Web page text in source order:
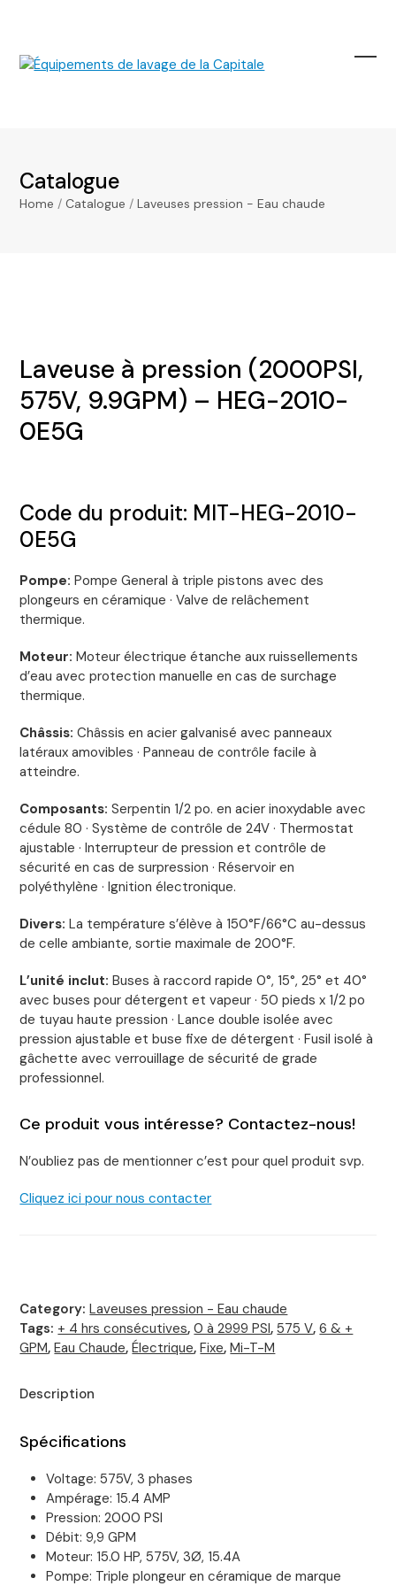
Catalogue
Home / Catalogue /Laveuses pression - Eau chaude
Laveuse à pression (2000PSI,
575V, 9.9GPM) – HEG-2010-
0E5G
Code du produit: MIT-HEG-2010-
0E5G
Pompe: Pompe General à triple pistons avec des
plongeurs en céramique · Valve de relâchement
thermique.
Moteur: Moteur électrique étanche aux ruissellements
d’eau avec protection manuelle en cas de surchage
thermique.
Châssis: Châssis en acier galvanisé avec panneaux
latéraux amovibles · Panneau de contrôle facile à
atteindre.
Composants: Serpentin 1/2 po. en acier inoxydable avec
cédule 80 · Système de contrôle de 24V · Thermostat
ajustable · Interrupteur de pression et contrôle de
sécurité en cas de surpression · Réservoir en
polyéthylène · Ignition électronique.
Divers: La température s’élève à 150°F/66°C au-dessus
de celle ambiante, sortie maximale de 200°F.
L’unité inclut: Buses à raccord rapide 0°, 15­°, 25° et 40°
avec buses pour détergent et vapeur · 50 pieds x 1/2 po
de tuyau haute pression · Lance double isolée avec
pression ajustable et buse fixe de détergent · Fusil isolé à
gâchette avec verrouillage de sécurité de grade
professionnel.
Ce produit vous intéresse? Contactez-nous!
N’oubliez pas de mentionner c’est pour quel produit svp.
Cliquez ici pour nous contacter
Category:Laveuses pression - Eau chaude
Tags: + 4 hrs consécutives,0 à 2999 PSI,575 V,6 & +
GPM,Eau Chaude,Électrique,Fixe,Mi-T-M
Description
Spécifications
Voltage: 575V, 3 phases
Ampérage: 15.4 AMP
Pression: 2000 PSI
Débit: 9,9 GPM
Moteur: 15.0 HP, 575V, 3Ø, 15.4A
Pompe: Triple plongeur en céramique de marque